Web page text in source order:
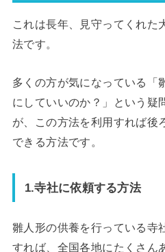
これは長年、見守ってくれた
法です。
多くの方が気になっている「
にしていいのか？」という疑
が、この方法を利用すれば後
できる方法です。
1.寺社に依頼する方法
雛人形の供養を行っている寺
すれば、全国各地にたくさん